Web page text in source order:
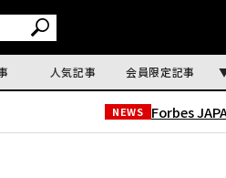
人気記事 会員限定記事
NEWS Forbes